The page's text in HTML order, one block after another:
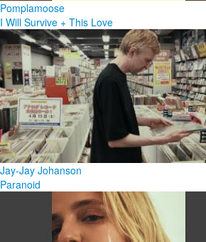
Pomplamoose
I Will Survive + This Love
Jay-Jay Johanson
Paranoid